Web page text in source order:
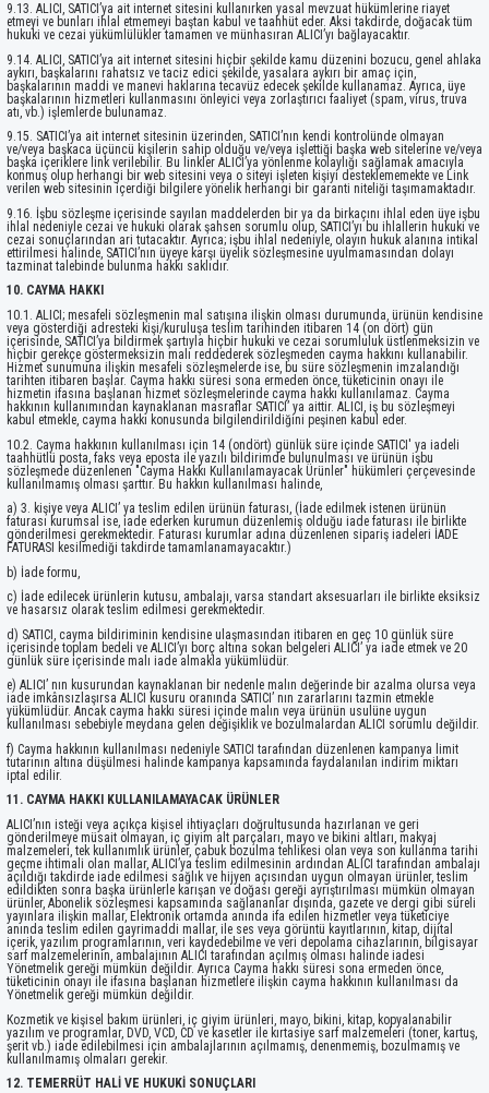
9.13. ALICI, SATICI’ya ait internet sitesini kullanırken yasal mevzuat hükümlerine riayet
etmeyi ve bunları ihlal etmemeyi baştan kabul ve taahhüt eder. Aksi takdirde, doğacak tüm
hukuki ve cezai yükümlülükler tamamen ve münhasıran ALICI’yı bağlayacaktır.
9.14. ALICI, SATICI’ya ait internet sitesini hiçbir şekilde kamu düzenini bozucu, genel ahlaka
aykırı, başkalarını rahatsız ve taciz edici şekilde, yasalara aykırı bir amaç için,
başkalarının maddi ve manevi haklarına tecavüz edecek şekilde kullanamaz. Ayrıca, üye
başkalarının hizmetleri kullanmasını önleyici veya zorlaştırıcı faaliyet (spam, virus, truva
atı, vb.) işlemlerde bulunamaz.
9.15. SATICI’ya ait internet sitesinin üzerinden, SATICI’nın kendi kontrolünde olmayan
ve/veya başkaca üçüncü kişilerin sahip olduğu ve/veya işlettiği başka web sitelerine ve/veya
başka içeriklere link verilebilir. Bu linkler ALICI’ya yönlenme kolaylığı sağlamak amacıyla
konmuş olup herhangi bir web sitesini veya o siteyi işleten kişiyi desteklememekte ve Link
verilen web sitesinin içerdiği bilgilere yönelik herhangi bir garanti niteliği taşımamaktadır.
9.16. İşbu sözleşme içerisinde sayılan maddelerden bir ya da birkaçını ihlal eden üye işbu
ihlal nedeniyle cezai ve hukuki olarak şahsen sorumlu olup, SATICI’yı bu ihlallerin hukuki ve
cezai sonuçlarından ari tutacaktır. Ayrıca; işbu ihlal nedeniyle, olayın hukuk alanına intikal
ettirilmesi halinde, SATICI’nın üyeye karşı üyelik sözleşmesine uyulmamasından dolayı
tazminat talebinde bulunma hakkı saklıdır.
10. CAYMA HAKKI
10.1. ALICI; mesafeli sözleşmenin mal satışına ilişkin olması durumunda, ürünün kendisine
veya gösterdiği adresteki kişi/kuruluşa teslim tarihinden itibaren 14 (on dört) gün
içerisinde, SATICI’ya bildirmek şartıyla hiçbir hukuki ve cezai sorumluluk üstlenmeksizin ve
hiçbir gerekçe göstermeksizin malı reddederek sözleşmeden cayma hakkını kullanabilir.
Hizmet sunumuna ilişkin mesafeli sözleşmelerde ise, bu süre sözleşmenin imzalandığı
tarihten itibaren başlar. Cayma hakkı süresi sona ermeden önce, tüketicinin onayı ile
hizmetin ifasına başlanan hizmet sözleşmelerinde cayma hakkı kullanılamaz. Cayma
hakkının kullanımından kaynaklanan masraflar SATICI’ ya aittir. ALICI, iş bu sözleşmeyi
kabul etmekle, cayma hakkı konusunda bilgilendirildiğini peşinen kabul eder.
10.2. Cayma hakkının kullanılması için 14 (ondört) günlük süre içinde SATICI' ya iadeli
taahhütlü posta, faks veya eposta ile yazılı bildirimde bulunulması ve ürünün işbu
sözleşmede düzenlenen "Cayma Hakkı Kullanılamayacak Ürünler" hükümleri çerçevesinde
kullanılmamış olması şarttır. Bu hakkın kullanılması halinde,
a) 3. kişiye veya ALICI’ ya teslim edilen ürünün faturası, (İade edilmek istenen ürünün
faturası kurumsal ise, iade ederken kurumun düzenlemiş olduğu iade faturası ile birlikte
gönderilmesi gerekmektedir. Faturası kurumlar adına düzenlenen sipariş iadeleri İADE
FATURASI kesilmediği takdirde tamamlanamayacaktır.)
b) İade formu,
c) İade edilecek ürünlerin kutusu, ambalajı, varsa standart aksesuarları ile birlikte eksiksiz
ve hasarsız olarak teslim edilmesi gerekmektedir.
d) SATICI, cayma bildiriminin kendisine ulaşmasından itibaren en geç 10 günlük süre
içerisinde toplam bedeli ve ALICI’yı borç altına sokan belgeleri ALICI’ ya iade etmek ve 20
günlük süre içerisinde malı iade almakla yükümlüdür.
e) ALICI’ nın kusurundan kaynaklanan bir nedenle malın değerinde bir azalma olursa veya
iade imkânsızlaşırsa ALICI kusuru oranında SATICI’ nın zararlarını tazmin etmekle
yükümlüdür. Ancak cayma hakkı süresi içinde malın veya ürünün usulüne uygun
kullanılması sebebiyle meydana gelen değişiklik ve bozulmalardan ALICI sorumlu değildir.
f) Cayma hakkının kullanılması nedeniyle SATICI tarafından düzenlenen kampanya limit
tutarının altına düşülmesi halinde kampanya kapsamında faydalanılan indirim miktarı
iptal edilir.
11. CAYMA HAKKI KULLANILAMAYACAK ÜRÜNLER
ALICI’nın isteği veya açıkça kişisel ihtiyaçları doğrultusunda hazırlanan ve geri
gönderilmeye müsait olmayan, iç giyim alt parçaları, mayo ve bikini altları, makyaj
malzemeleri, tek kullanımlık ürünler, çabuk bozulma tehlikesi olan veya son kullanma tarihi
geçme ihtimali olan mallar, ALICI’ya teslim edilmesinin ardından ALICI tarafından ambalajı
açıldığı takdirde iade edilmesi sağlık ve hijyen açısından uygun olmayan ürünler, teslim
edildikten sonra başka ürünlerle karışan ve doğası gereği ayrıştırılması mümkün olmayan
ürünler, Abonelik sözleşmesi kapsamında sağlananlar dışında, gazete ve dergi gibi süreli
yayınlara ilişkin mallar, Elektronik ortamda anında ifa edilen hizmetler veya tüketiciye
anında teslim edilen gayrimaddi mallar, ile ses veya görüntü kayıtlarının, kitap, dijital
içerik, yazılım programlarının, veri kaydedebilme ve veri depolama cihazlarının, bilgisayar
sarf malzemelerinin, ambalajının ALICI tarafından açılmış olması halinde iadesi
Yönetmelik gereği mümkün değildir. Ayrıca Cayma hakkı süresi sona ermeden önce,
tüketicinin onayı ile ifasına başlanan hizmetlere ilişkin cayma hakkının kullanılması da
Yönetmelik gereği mümkün değildir.
Kozmetik ve kişisel bakım ürünleri, iç giyim ürünleri, mayo, bikini, kitap, kopyalanabilir
yazılım ve programlar, DVD, VCD, CD ve kasetler ile kırtasiye sarf malzemeleri (toner, kartuş,
şerit vb.) iade edilebilmesi için ambalajlarının açılmamış, denenmemiş, bozulmamış ve
kullanılmamış olmaları gerekir.
12. TEMERRÜT HALİ VE HUKUKİ SONUÇLARI